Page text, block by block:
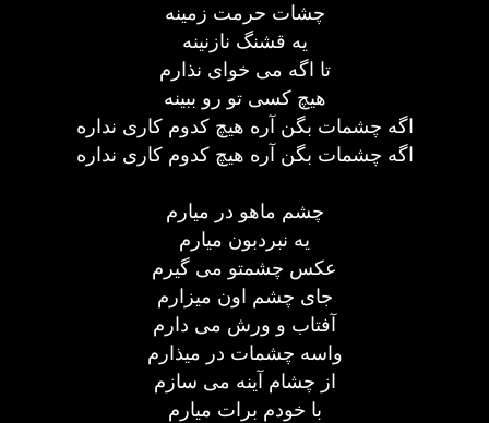
چشات حرمت زمينه
يه قشنگ نازنينه
تا اگه می خوای نذارم
هيچ کسی تو رو ببينه
اگه چشمات بگن آره هيچ کدوم کاری نداره
اگه چشمات بگن آره هيچ کدوم کاری نداره
چشم ماهو در ميارم
يه نبردبون ميارم
عکس چشمتو می گيرم
جای چشم اون ميزارم
آفتاب و ورش می دارم
واسه چشمات در ميذارم
از چشام آينه می سازم
با خودم برات ميارم